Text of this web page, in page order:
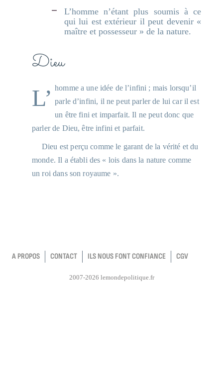
L’homme n’étant plus soumis à ce
qui lui est extérieur il peut devenir «
maître et possesseur » de la nature.
Dieu
L’homme a une idée de l’infini ; mais lorsqu’il parle d’infini, il ne peut parler de lui car il est
un être fini et imparfait. Il ne peut donc que
parler de Dieu, être infini et parfait.
Dieu est perçu comme le garant de la vérité et du
monde. Il a établi des « lois dans la nature comme
un roi dans son royaume ».
A PROPOS CONTACT ILS NOUS FONT CONFIANCE CGV
2007-2026 lemondepolitique.fr